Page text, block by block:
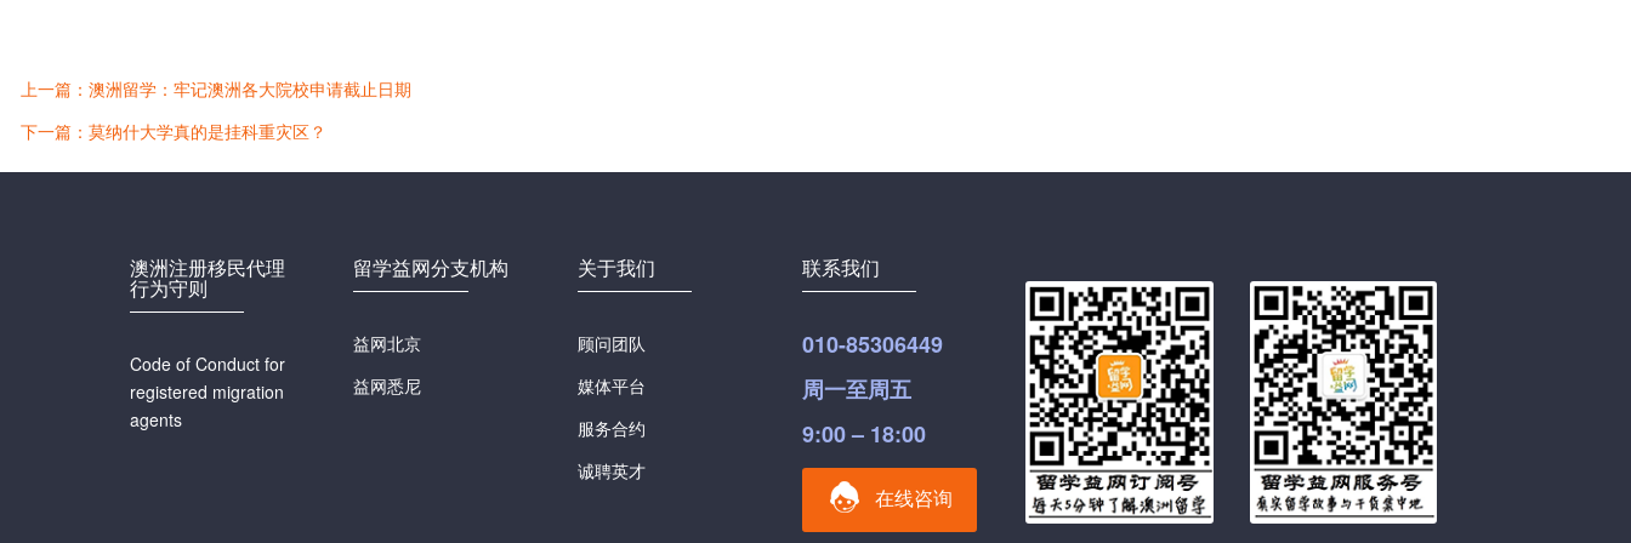
上一篇：澳洲留学：牢记澳洲各大院校申请截止日期
下一篇：莫纳什大学真的是挂科重灾区？
澳洲注册移民代理
行为守则
Code of Conduct for
registered migration
agents
留学益网分支机构
益网北京
益网悉尼
关于我们
顾问团队
媒体平台
服务合约
诚聘英才
联系我们
010-85306449
周一至周五
9:00 – 18:00
在线咨询